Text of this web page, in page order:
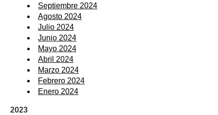
Septiembre 2024
Agosto 2024
Julio 2024
Junio 2024
Mayo 2024
Abril 2024
Marzo 2024
Febrero 2024
Enero 2024
2023